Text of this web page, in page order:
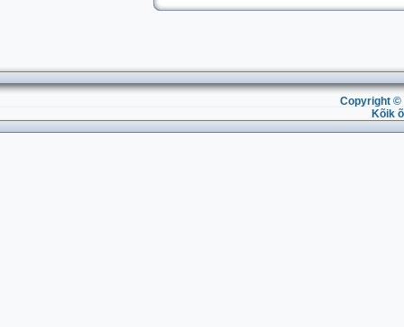
Copyright ©
Kõik